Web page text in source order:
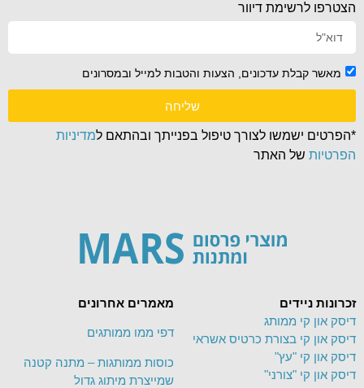
מאמרים אחרונים
דפי ממו ממותגים
כוסות ממותגות – מתנה קטנה
שמייצרת מיתוג גדול
זכרונות ניידים
דיסק און קי ממותג
דיסק און קי בצורת כרטיס אשראי
דיסק און קי "עץ"
דיסק און קי "צורני"
הצטרפו לרשימת דיוור
מאשר קבלת עדכונים, הצעות והטבות למייל ובמסרונים
שליחה
*הפרטים ישמשו לצורך טיפול בפנייתך ובהתאם למדיניות
הפרטיות של האתר